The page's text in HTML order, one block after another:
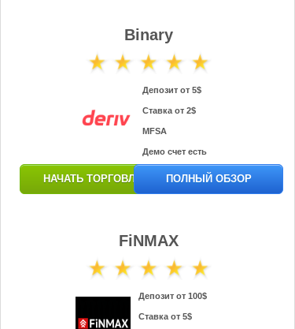
Binary
Депозит от 5$
Ставка от 2$
MFSA
Демо счет есть
НАЧАТЬ ТОРГОВЛЮ ПОЛНЫЙ ОБЗОР
FiNMAX
Депозит от 100$
Ставка от 5$